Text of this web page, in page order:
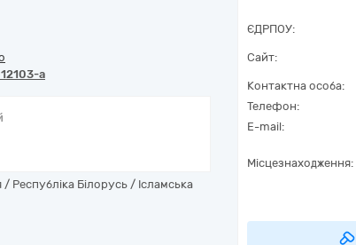
a
Республіка Білорусь / Ісламська
ЄДРПОУ:
Сайт:
Контактна особа:
Телефон:
E-mail:
Місцезнаходження: